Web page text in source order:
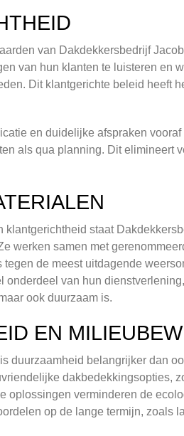
van Dakdekkersbedrijf
van hun klanten te luisteren en
Dit klantgerichte beleid heeft
en duidelijke afspraken
als qua planning. Dit elimineert
klantgerichtheid staat
werken samen met
tegen de meest uitdagende
onderdeel van hun
ook duurzaam is.
EN
duurzaamheid belangrijker dan
dakbedekkingsopties,
oplossingen verminderen de
op de lange termijn, zoals